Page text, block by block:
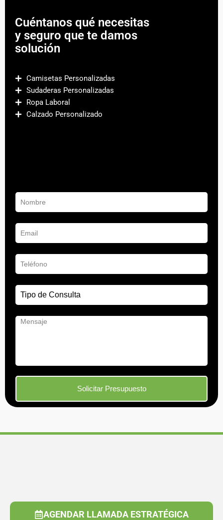
Cuéntanos qué necesitas
y seguro que te damos
solución
Camisetas Personalizadas
Sudaderas Personalizadas
Ropa Laboral
Calzado Personalizado
AGENDAR LLAMADA ESTRATÉGICA